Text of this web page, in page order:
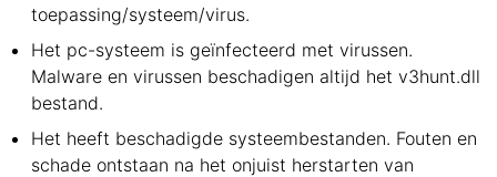
toepassing/systeem/virus.
Het pc-systeem is geïnfecteerd met virussen.
Malware en virussen beschadigen altijd het v3hunt.dll
bestand.
Het heeft beschadigde systeembestanden. Fouten en
schade ontstaan na het onjuist herstarten van